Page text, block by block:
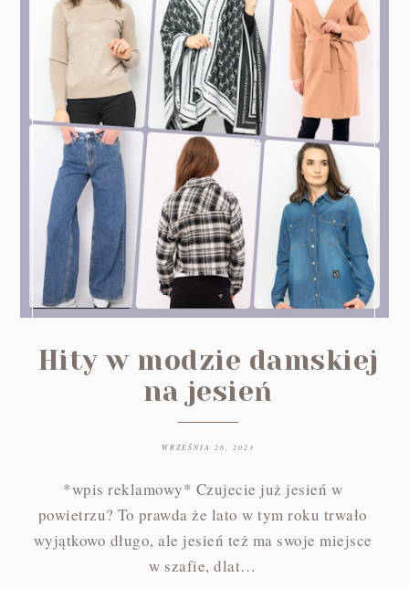
Hity w modzie damskiej
na jesień
WRZEŚNIA 26, 2023
*wpis reklamowy* Czujecie już jesień w
powietrzu? To prawda że lato w tym roku trwało
wyjątkowo długo, ale jesień też ma swoje miejsce
w szafie, dlat…